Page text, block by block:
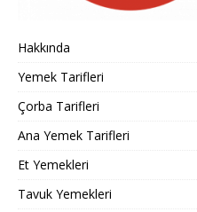
Hakkında
Yemek Tarifleri
Çorba Tarifleri
Ana Yemek Tarifleri
Et Yemekleri
Tavuk Yemekleri